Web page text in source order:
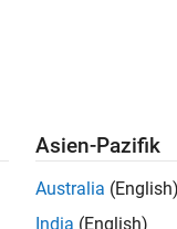
. Wenn Sie
unseres
Standort, um alle
Asien-Pazifik
Australia (English)
India (English)